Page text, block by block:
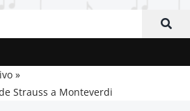
Strauss a Monteverdi